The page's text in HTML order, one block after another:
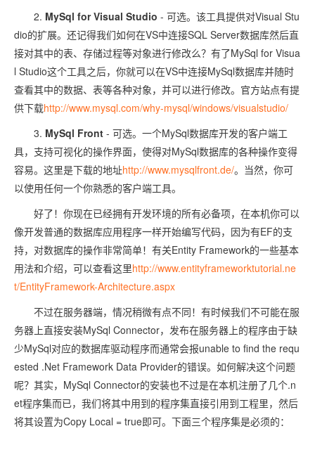
2. MySql for Visual Studio - 可选。该工具提供对Visual Stu
dio的扩展。还记得我们如何在VS中连接SQL Server数据库然后直
接对其中的表、存储过程等对象进行修改么？有了MySql for Visua
l Studio这个工具之后，你就可以在VS中连接MySql数据库并随时
查看其中的数据、表等各种对象，并可以进行修改。官方站点有提
供下载http://www.mysql.com/why-mysql/windows/visualstudio/
3. MySql Front - 可选。一个MySql数据库开发的客户端工
具，支持可视化的操作界面，使得对MySql数据库的各种操作变得
容易。这里是下载的地址http://www.mysqlfront.de/。当然，你可
以使用任何一个你熟悉的客户端工具。
好了！你现在已经拥有开发环境的所有必备项，在本机你可以
像开发普通的数据库应用程序一样开始编写代码，因为有EF的支
持，对数据库的操作非常简单！有关Entity Framework的一些基本
用法和介绍，可以查看这里http://www.entityframeworktutorial.ne
t/EntityFramework-Architecture.aspx
不过在服务器端，情况稍微有点不同！有时候我们不可能在服
务器上直接安装MySql Connector，发布在服务器上的程序由于缺
少MySql对应的数据库驱动程序而通常会报unable to find the requ
ested .Net Framework Data Provider的错误。如何解决这个问题
呢？其实，MySql Connector的安装也不过是在本机注册了几个.n
et程序集而已，我们将其中用到的程序集直接引用到工程里，然后
将其设置为Copy Local = true即可。下面三个程序集是必须的：